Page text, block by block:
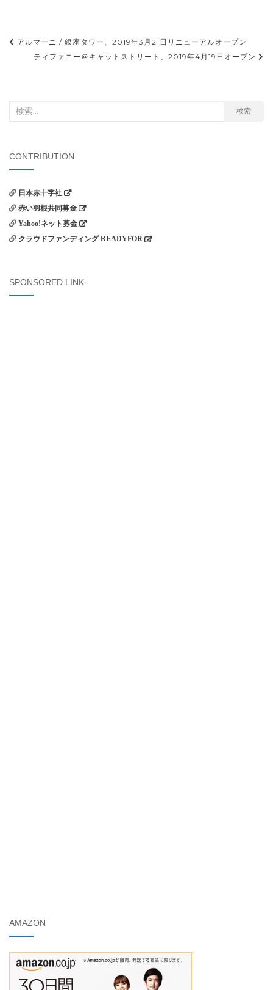
投
ゲ
シ
ョ
ン
アルマーニ / 銀座タワー、2019年3月21日リニューアルオープン
ティファニー＠キャットストリート、2019年4月19日オープン
検索
CONTRIBUTION
日本赤十字社
赤い羽根共同募金
Yahoo!ネット募金
クラウドファンディング READYFOR
SPONSORED LINK
AMAZON